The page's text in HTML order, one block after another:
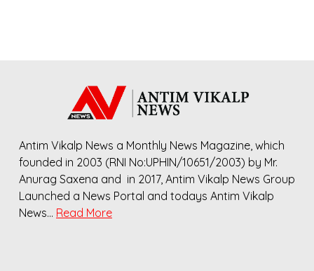
Antim Vikalp News a Monthly News Magazine, which
founded in 2003 (RNI No:UPHIN/10651/2003) by Mr.
Anurag Saxena and in 2017, Antim Vikalp News Group
Launched a News Portal and todays Antim Vikalp
News… Read More